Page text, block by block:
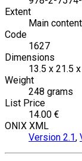
Extent
Main
Code
1627
Dimensions
13.5 x 21.5
Weight
248 grams
List Price
14.00 €
ONIX XML
Version 2.1,